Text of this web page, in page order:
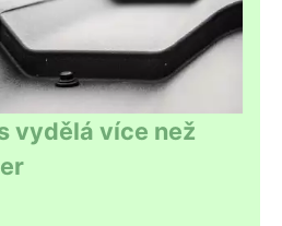
vydělá více než